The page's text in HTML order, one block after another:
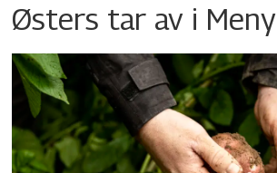
Østers tar av i Meny